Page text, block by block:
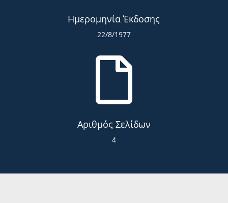
Ημερομηνία Έκδοσης
22/8/1977

Αριθμός Σελίδων
4